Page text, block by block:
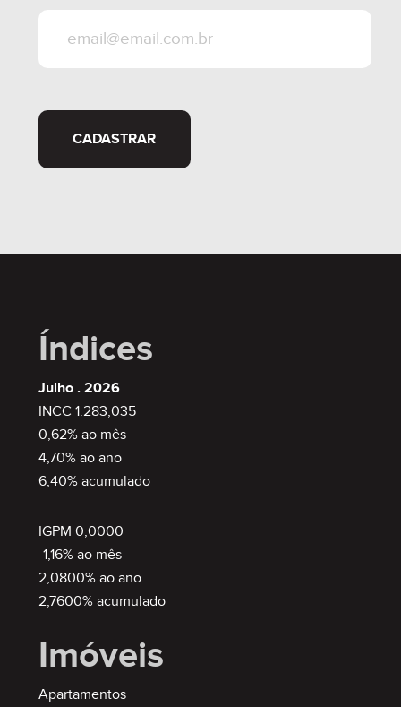
CADASTRAR
Índices
Julho . 2026
INCC 1.283,035
0,62% ao mês
4,70% ao ano
6,40% acumulado
IGPM 0,0000
-1,16% ao mês
2,0800% ao ano
2,7600% acumulado
Imóveis
Apartamentos